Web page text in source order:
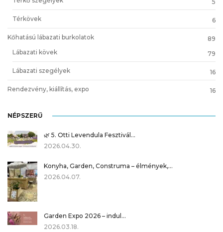
5
Térkövek 6
Kőhatású lábazati burkolatok
89
Lábazati kövek
79
Lábazati szegélyek 16
Rendezvény, kiállítás, expo 16
NÉPSZERŰ
🌿 5. Otti Levendula Fesztivál…
2026.04.30.
Konyha, Garden, Construma – élmények,…
2026.04.07.
Garden Expo 2026 – indul…
2026.03.18.